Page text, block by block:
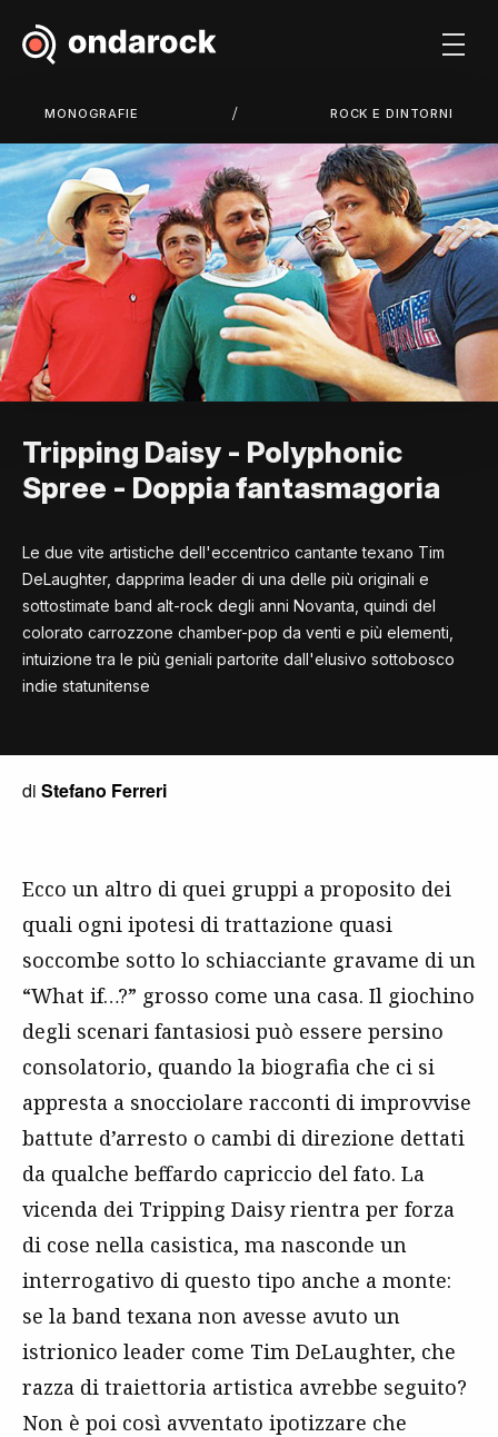
MONOGRAFIE / ROCK E DINTORNI
Tripping Daisy - Polyphonic
Spree - Doppia fantasmagoria
Le due vite artistiche dell'eccentrico cantante texano Tim
DeLaughter, dapprima leader di una delle più originali e
sottostimate band alt-rock degli anni Novanta, quindi del
colorato carrozzone chamber-pop da venti e più elementi,
intuizione tra le più geniali partorite dall'elusivo sottobosco
indie statunitense
di Stefano Ferreri
Ecco un altro di quei gruppi a proposito dei
quali ogni ipotesi di trattazione quasi
soccombe sotto lo schiacciante gravame di un
“What if…?” grosso come una casa. Il giochino
degli scenari fantasiosi può essere persino
consolatorio, quando la biografia che ci si
appresta a snocciolare racconti di improvvise
battute d’arresto o cambi di direzione dettati
da qualche beffardo capriccio del fato. La
vicenda dei Tripping Daisy rientra per forza
di cose nella casistica, ma nasconde un
interrogativo di questo tipo anche a monte:
se la band texana non avesse avuto un
istrionico leader come Tim DeLaughter, che
razza di traiettoria artistica avrebbe seguito?
Non è poi così avventato ipotizzare che